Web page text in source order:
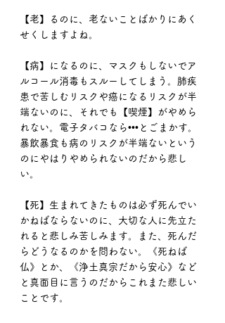
【老】るのに、老ないことばかりにあく
せくしますよね。
【病】になるのに、マスクもしないでア
ルコール消毒もスルーしてしまう。肺疾
患で苦しむリスクや癌になるリスクが半
端ないのに、それでも【喫煙】がやめら
れない。電子タバコなら•••とごまかす。
暴飲暴食も病のリスクが半端ないという
のにやはりやめられないのだから悲し
い。
【死】生まれてきたものは必ず死んでい
かねばならないのに、大切な人に先立た
れると悲しみ苦しみます。また、死んだ
らどうなるのかを問わない。《死ねば
仏》とか、《浄土真宗だから安心》など
と真面目に言うのだからこれまた悲しい
ことです。